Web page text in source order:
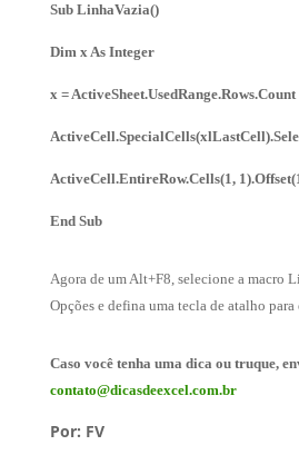
Sub LinhaVazia()
Dim x As Integer
x = ActiveSheet.UsedRange.Rows.Count
ActiveCell.EntireRow.Cells(1,
End Sub
Agora de um Alt+F8, selecione a macro
Opções e defina uma tecla de atalho para
Caso você tenha uma dica ou truque,
contato@dicasdeexcel.com.br
Por: FV